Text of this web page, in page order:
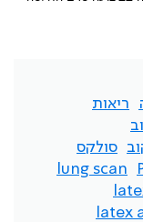
ריאות
סולקס
lung scan
latex